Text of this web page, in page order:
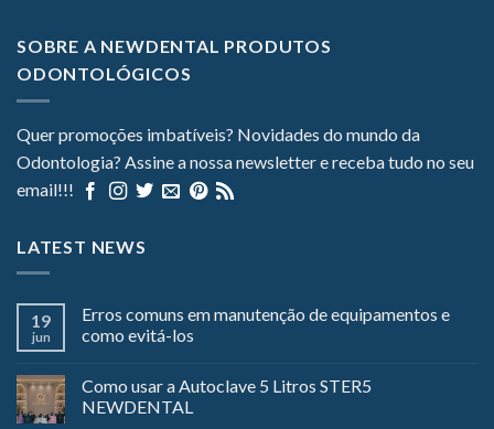
SOBRE A NEWDENTAL PRODUTOS
ODONTOLÓGICOS
Quer promoções imbatíveis? Novidades do mundo da
Odontologia? Assine a nossa newsletter e receba tudo no seu
email!!!
LATEST NEWS
19
jun
Erros comuns em manutenção de equipamentos e
como evitá-los
Como usar a Autoclave 5 Litros STER5
NEWDENTAL